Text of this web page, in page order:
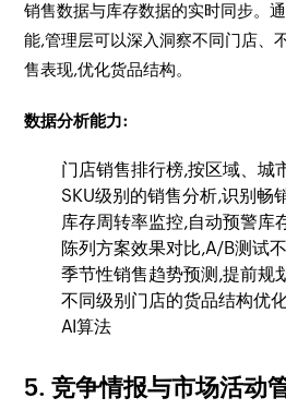
销售数据与库存数据的实时同步。
能,管理层可以深入洞察不同门店、
售表现,优化货品结构。
数据分析能力:
门店销售排行榜,按区域、城
SKU级别的销售分析,识别畅
库存周转率监控,自动预警库
陈列方案效果对比,A/B测试
季节性销售趋势预测,提前规
不同级别门店的货品结构优
AI算法
5. 竞争情报与市场活动